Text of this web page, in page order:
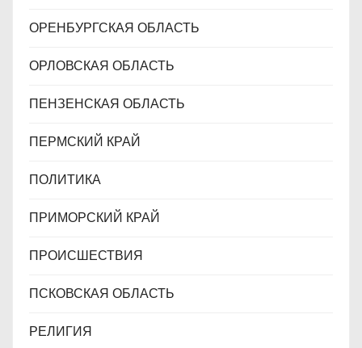
ОРЕНБУРГСКАЯ ОБЛАСТЬ
ОРЛОВСКАЯ ОБЛАСТЬ
ПЕНЗЕНСКАЯ ОБЛАСТЬ
ПЕРМСКИЙ КРАЙ
ПОЛИТИКА
ПРИМОРСКИЙ КРАЙ
ПРОИСШЕСТВИЯ
ПСКОВСКАЯ ОБЛАСТЬ
РЕЛИГИЯ